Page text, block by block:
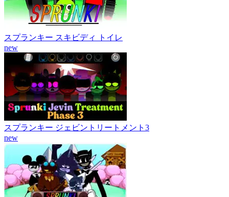
スプランキー スキビディ トイレ
new
スプランキー ジェビントリートメント3
new